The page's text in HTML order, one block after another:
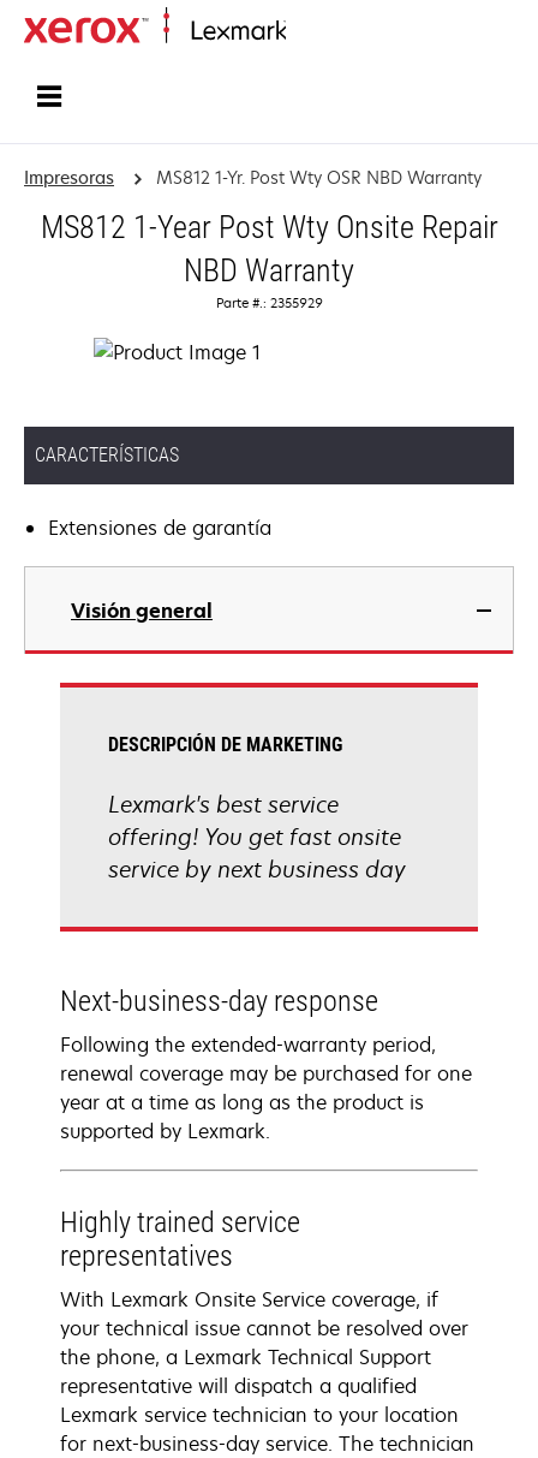
Impresoras MS812 1-Yr. Post Wty OSR NBD Warranty
MS812 1-Year Post Wty Onsite Repair
NBD Warranty
Parte #.: 2355929
CARACTERÍSTICAS
Extensiones de garantía
Visión general
DESCRIPCIÓN DE MARKETING
Lexmark's best service
offering! You get fast onsite
service by next business day
Next-business-day response
Following the extended-warranty period,
renewal coverage may be purchased for one
year at a time as long as the product is
supported by Lexmark.
Highly trained service
representatives
With Lexmark Onsite Service coverage, if
your technical issue cannot be resolved over
the phone, a Lexmark Technical Support
representative will dispatch a qualified
Lexmark service technician to your location
for next-business-day service. The technician